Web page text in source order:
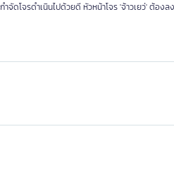
จัดโจรดำเนินไปด้วยดี หัวหน้าโจร 'จ้าวเยว่' ต้องล